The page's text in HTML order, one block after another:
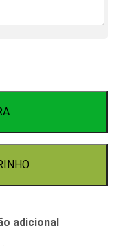
adicional